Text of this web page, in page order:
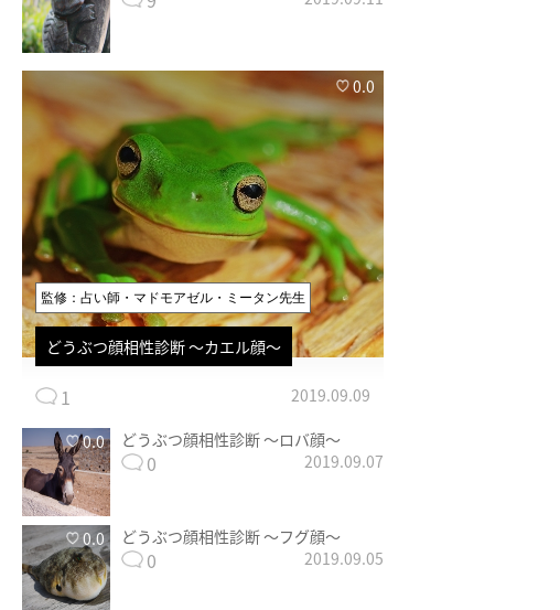
0.0
監修：占い師・マドモアゼル・ミータン先生
どうぶつ顔相性診断 〜カエル顔〜
1 2019.09.09
0.0 どうぶつ顔相性診断 〜ロバ顔〜
0 2019.09.07
0.0 どうぶつ顔相性診断 〜フグ顔〜
0 2019.09.05